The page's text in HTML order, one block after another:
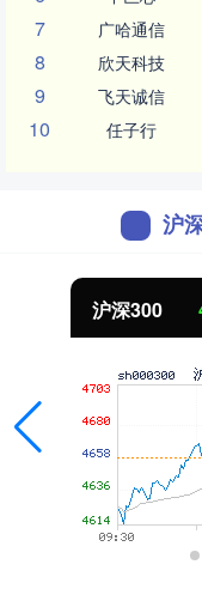
7 广哈通信
8 欣天科技
9 飞天诚信
10 任子行
沪
北证50